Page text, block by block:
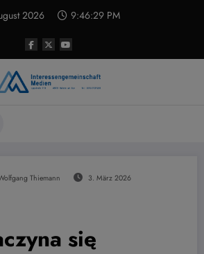
2026 9:46:30 PM
Thiemann 3. März 2026
się